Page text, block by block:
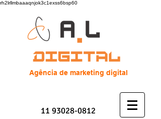
rh2lrllmbaaaqnjok3c1exss6bsp60
Agência de marketing digital
11 93028-0812